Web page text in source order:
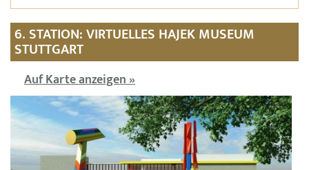
6. STATION: VIRTUELLES HAJEK MUSEUM
STUTTGART
Auf Karte anzeigen »